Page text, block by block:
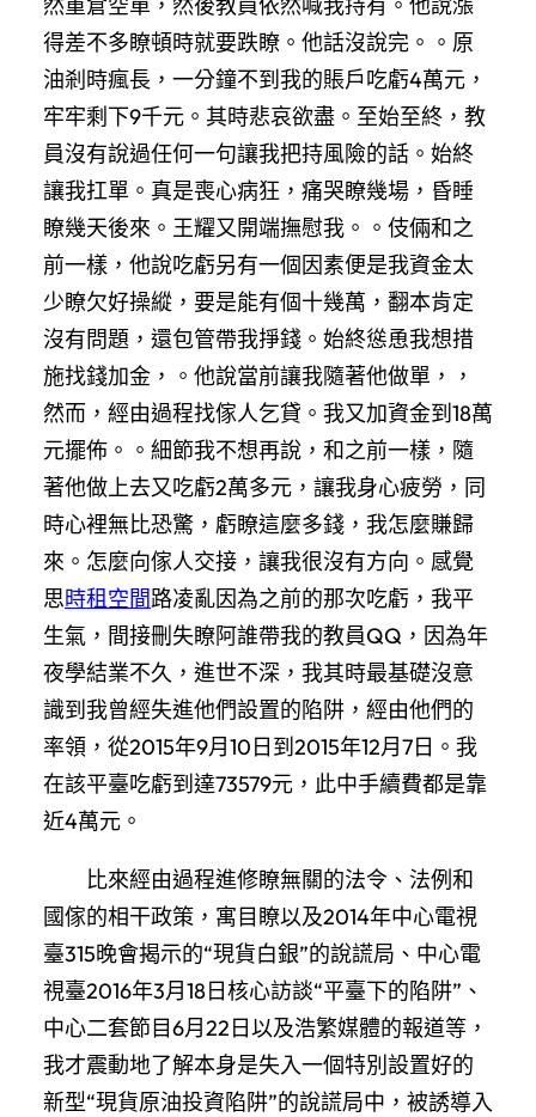
得差不多瞭頓時就要跌瞭。他話沒說完。。原
油剎時瘋長，一分鐘不到我的賬戶吃虧4萬元，
牢牢剩下9千元。其時悲哀欲盡。至始至終，教
員沒有說過任何一句讓我把持風險的話。始終
讓我扛單。真是喪心病狂，痛哭瞭幾場，昏睡
瞭幾天後來。王耀又開端撫慰我。。伎倆和之
前一樣，他說吃虧另有一個因素便是我資金太
少瞭欠好操縱，要是能有個十幾萬，翻本肯定
沒有問題，還包管帶我掙錢。始終慫恿我想措
施找錢加金，。他說當前讓我隨著他做單，，
然而，經由過程找傢人乞貸。我又加資金到18萬
元擺佈。。細節我不想再說，和之前一樣，隨
著他做上去又吃虧2萬多元，讓我身心疲勞，同
時心裡無比恐驚，虧瞭這麼多錢，我怎麼賺歸
來。怎麼向傢人交接，讓我很沒有方向。感覺
思時租空間路凌亂因為之前的那次吃虧，我平
生氣，間接刪失瞭阿誰帶我的教員QQ，因為年
夜學結業不久，進世不深，我其時最基礎沒意
識到我曾經失進他們設置的陷阱，經由他們的
率領，從2015年9月10日到2015年12月7日。我
在該平臺吃虧到達73579元，此中手續費都是靠
近4萬元。
比來經由過程進修瞭無關的法令、法例和
國傢的相干政策，寓目瞭以及2014年中心電視
臺315晚會揭示的“現貨白銀”的說謊局、中心電
視臺2016年3月18日核心訪談“平臺下的陷阱”、
中心二套節目6月22日以及浩繁媒體的報道等，
我才震動地了解本身是失入一個特別設置好的
新型“現貨原油投資陷阱”的說謊局中，被誘導入